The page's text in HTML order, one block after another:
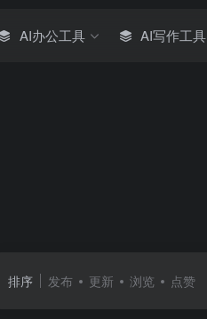
AI办公工具 AI写作工具
排序 发布 更新 浏览 点赞